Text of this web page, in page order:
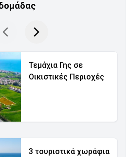
Τεμάχια Γης σε
Οικιστικές Περιοχές
3 τουριστικά χωράφια